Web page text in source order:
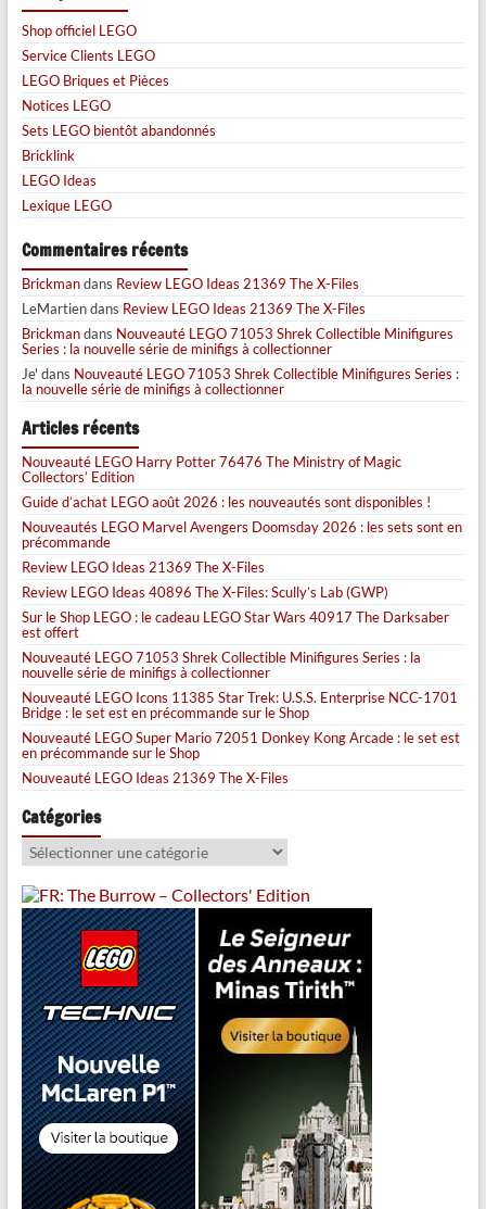
Shop officiel LEGO
Service Clients LEGO
LEGO Briques et Pièces
Notices LEGO
Sets LEGO bientôt abandonnés
Bricklink
LEGO Ideas
Lexique LEGO
Commentaires récents
Brickmandans Review LEGO Ideas 21369 The X-Files
LeMartiendans Review LEGO Ideas 21369 The X-Files
Brickmandans Nouveauté LEGO 71053 Shrek Collectible Minifigures
Series : la nouvelle série de minifigs à collectionner
Je' dans Nouveauté LEGO 71053 Shrek Collectible Minifigures Series :
la nouvelle série de minifigs à collectionner
Articles récents
Nouveauté LEGO Harry Potter 76476 The Ministry of Magic
Collectors’ Edition
Guide d’achat LEGO août 2026 : les nouveautés sont disponibles !
Nouveautés LEGO Marvel Avengers Doomsday 2026 : les sets sont en
précommande
Review LEGO Ideas 21369 The X-Files
Review LEGO Ideas 40896 The X-Files: Scully’s Lab (GWP)
Sur le Shop LEGO : le cadeau LEGO Star Wars 40917 The Darksaber
est offert
Nouveauté LEGO 71053 Shrek Collectible Minifigures Series : la
nouvelle série de minifigs à collectionner
Nouveauté LEGO Icons 11385 Star Trek: U.S.S. Enterprise NCC-1701
Bridge : le set est en précommande sur le Shop
Nouveauté LEGO Super Mario 72051 Donkey Kong Arcade : le set est
en précommande sur le Shop
Nouveauté LEGO Ideas 21369 The X-Files
Catégories
Catégories